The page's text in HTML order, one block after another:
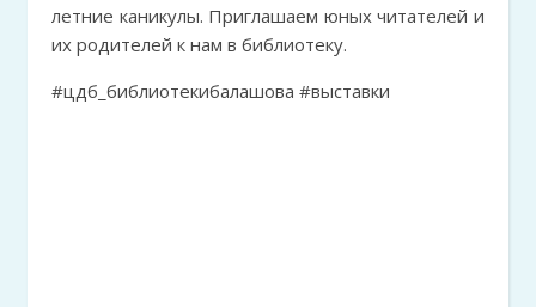
летние каникулы. Приглашаем юных читателей и
их родителей к нам в библиотеку.
#цдб_библиотекибалашова #выставки